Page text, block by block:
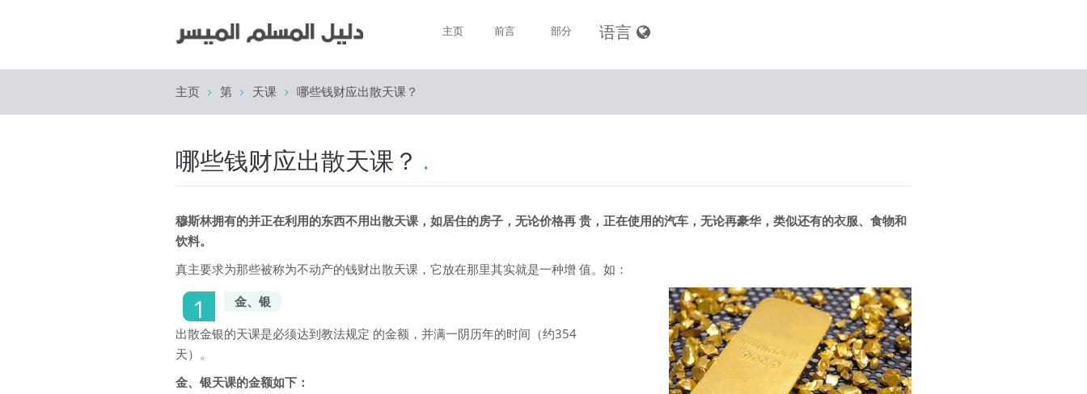
主页 前言 部分
朝觐
穆斯林的品德
语言
主页 第 天课 哪些钱财应出散天课？
哪些钱财应出散天课？
穆斯林拥有的并正在利用的东西不用出散天课，如居住的房子，无论价格再 贵，正在使用的汽车，无论再豪华，类似还有的衣服、食物和
饮料。
真主要求为那些被称为不动产的钱财出散天课，它放在那里其实就是一种增 值。如：
金、银
出散金银的天课是必须达到教法规定 的金额，并满一阴历年的时间（约354
天）。
金、银天课的金额如下：